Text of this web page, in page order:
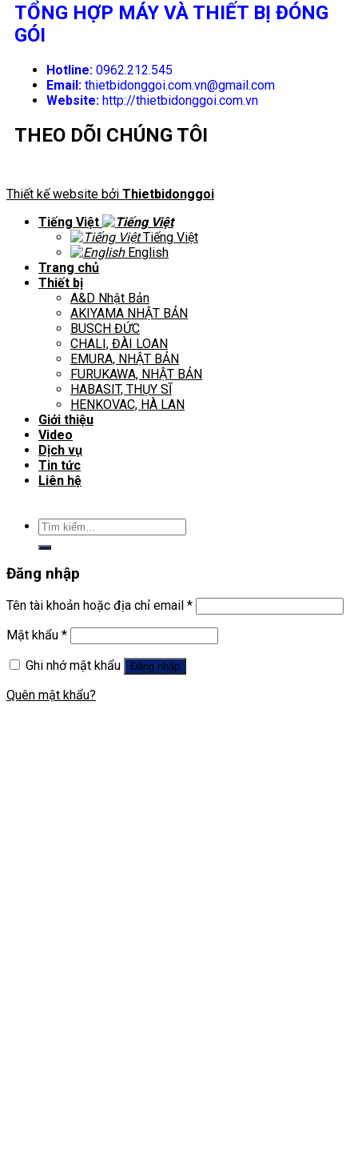
TỔNG HỢP MÁY VÀ THIẾT BỊ ĐÓNG
GÓI
Hotline: 0962.212.545
Email: thietbidonggoi.com.vn@gmail.com
Website: http://thietbidonggoi.com.vn
THEO DÕI CHÚNG TÔI
Thiết kế website bởi Thietbidonggoi
Tiếng Việt
Tiếng Việt
English
Trang chủ
Thiết bị
A&D Nhật Bản
AKIYAMA NHẬT BẢN
BUSCH ĐỨC
CHALI, ĐÀI LOAN
EMURA, NHẬT BẢN
FURUKAWA, NHẬT BẢN
HABASIT, THỤY SĨ
HENKOVAC, HÀ LAN
Giới thiệu
Video
Dịch vụ
Tin tức
Liên hệ
Tìm
kiếm:
Đăng nhập
Tên tài khoản hoặc địa chỉ email *
Mật khẩu *
Ghi nhớ mật khẩu
Đăng nhập
Quên mật khẩu?